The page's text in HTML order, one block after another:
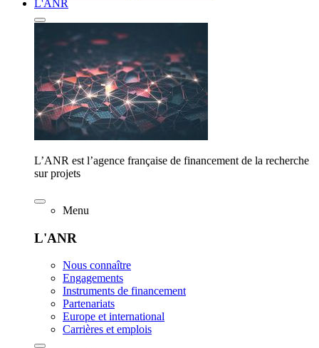
L'ANR
L’ANR est l’agence française de financement de la recherche
sur projets
Menu
L'ANR
Nous connaître
Engagements
Instruments de financement
Partenariats
Europe et international
Carrières et emplois